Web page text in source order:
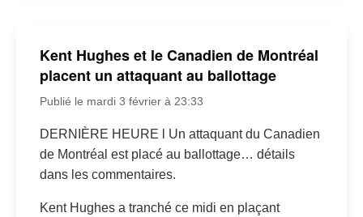
Kent Hughes et le Canadien de Montréal
placent un attaquant au ballottage
Publié le mardi 3 février à 23:33
DERNIÈRE HEURE l Un attaquant du Canadien
de Montréal est placé au ballottage… détails
dans les commentaires.
Kent Hughes a tranché ce midi en plaçant